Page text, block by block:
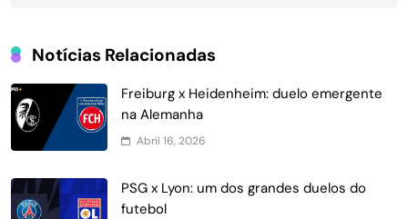
Notícias Relacionadas
Freiburg x Heidenheim: duelo emergente
na Alemanha
Abril 16, 2026
PSG x Lyon: um dos grandes duelos do
futebol